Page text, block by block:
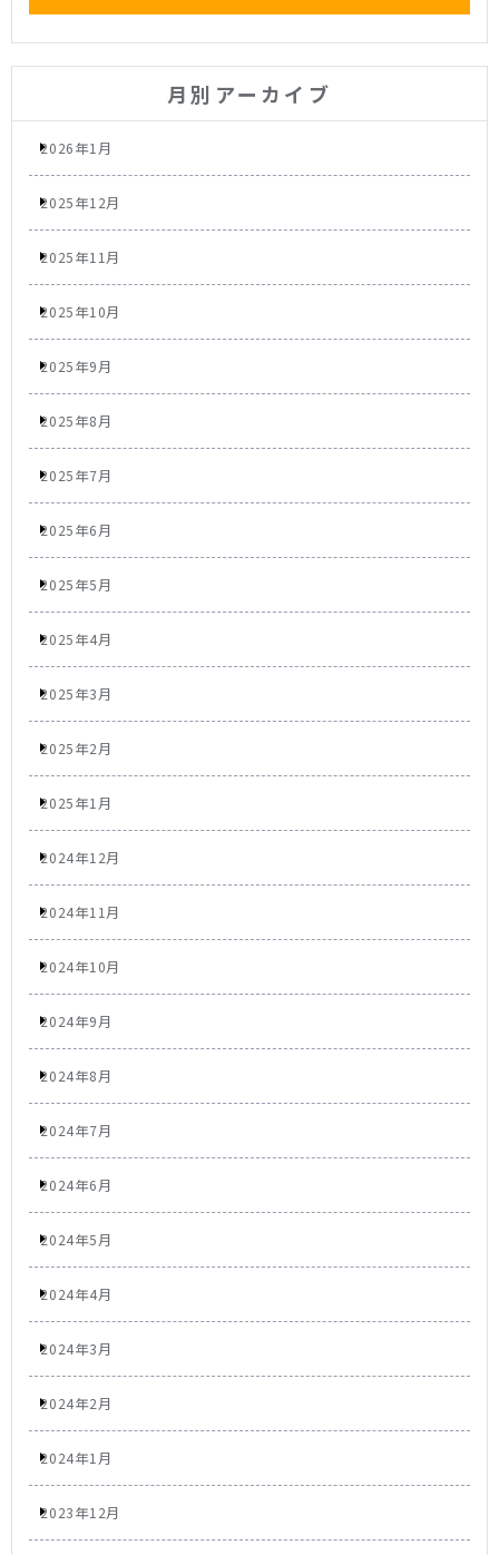
月別アーカイブ
2026年1月
2025年12月
2025年11月
2025年10月
2025年9月
2025年8月
2025年7月
2025年6月
2025年5月
2025年4月
2025年3月
2025年2月
2025年1月
2024年12月
2024年11月
2024年10月
2024年9月
2024年8月
2024年7月
2024年6月
2024年5月
2024年4月
2024年3月
2024年2月
2024年1月
2023年12月